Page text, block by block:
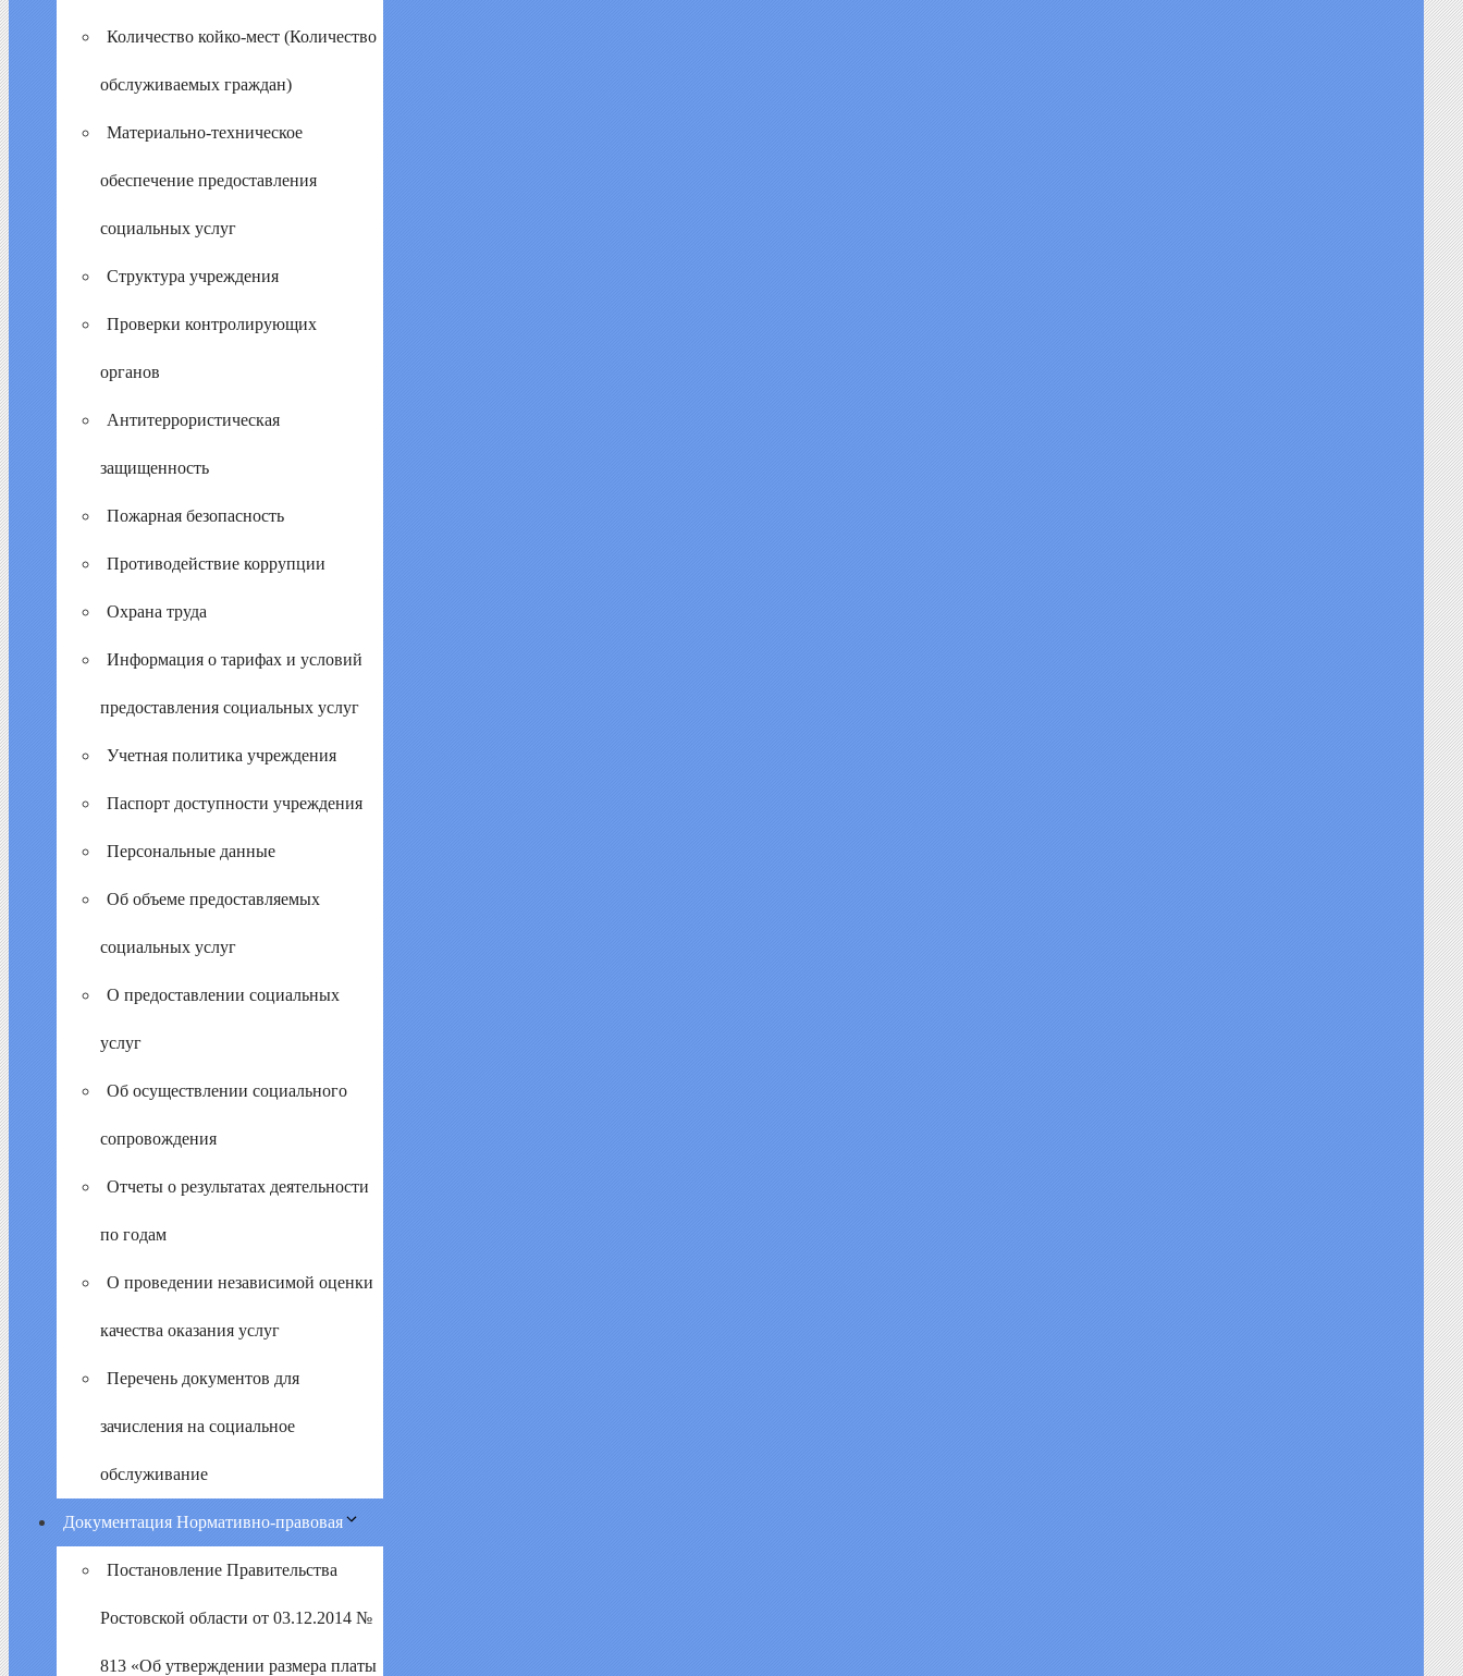
Количество койко-мест (Количество
обслуживаемых граждан)
Материально-техническое
обеспечение предоставления
социальных услуг
Структура учреждения
Проверки контролирующих
органов
Антитеррористическая
защищенность
Пожарная безопасность
Противодействие коррупции
Охрана труда
Информация о тарифах и условий
предоставления социальных услуг
Учетная политика учреждения
Паспорт доступности учреждения
Персональные данные
Об объеме предоставляемых
социальных услуг
О предоставлении социальных
услуг
Об осуществлении социального
сопровождения
Отчеты о результатах деятельности
по годам
О проведении независимой оценки
качества оказания услуг
Перечень документов для
зачисления на социальное
обслуживание
Документация Нормативно-правовая
Постановление Правительства
Ростовской области от 03.12.2014 №
813 «Об утверждении размера платы